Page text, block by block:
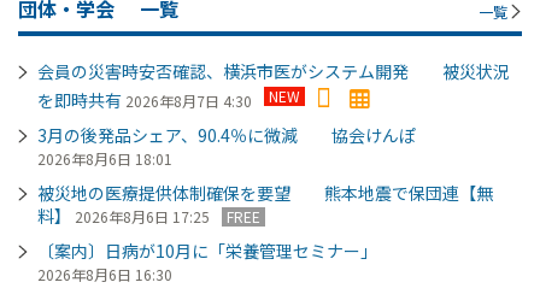
団体・学会 一覧 一覧
会員の災害時安否確認、横浜市医がシステム開発 被災状況
を即時共有 2026年8月7日 4:30 NEW
3月の後発品シェア、90.4％に微減 協会けんぽ
2026年8月6日 18:01
被災地の医療提供体制確保を要望 熊本地震で保団連【無
料】
2026年8月6日 17:25 FREE
〔案内〕日病が10月に「栄養管理セミナー」
2026年8月6日 16:30